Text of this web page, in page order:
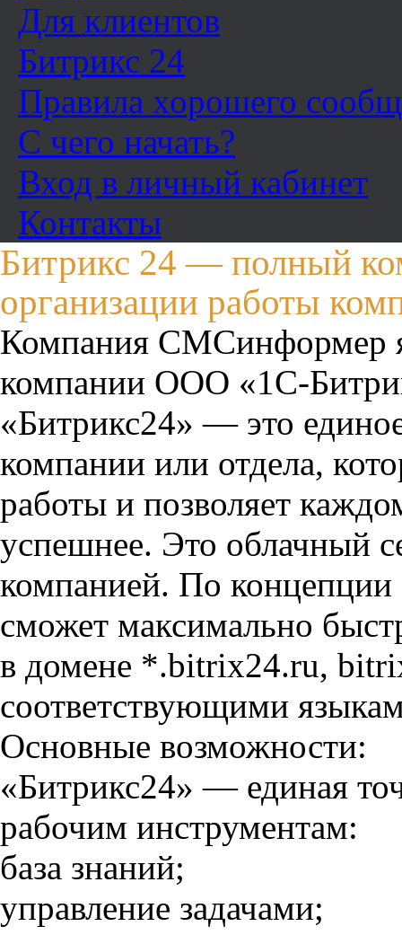
Для клиентов
Битрикс 24
Правила хорошего
С чего начать?
Вход в личный кабинет
Контакты
Битрикс 24 — полный
организации работы
Компания СМСинформер
компании ООО «1С-
«Битрикс24» — это
компании или отдела,
работы и позволяет
успешнее. Это облачный
компанией. По концепции
сможет максимально
в домене *.bitrix24.ru,
соответствующими
Основные возможности:
«Битрикс24» — единая
рабочим инструментам:
база знаний;
управление задачами;